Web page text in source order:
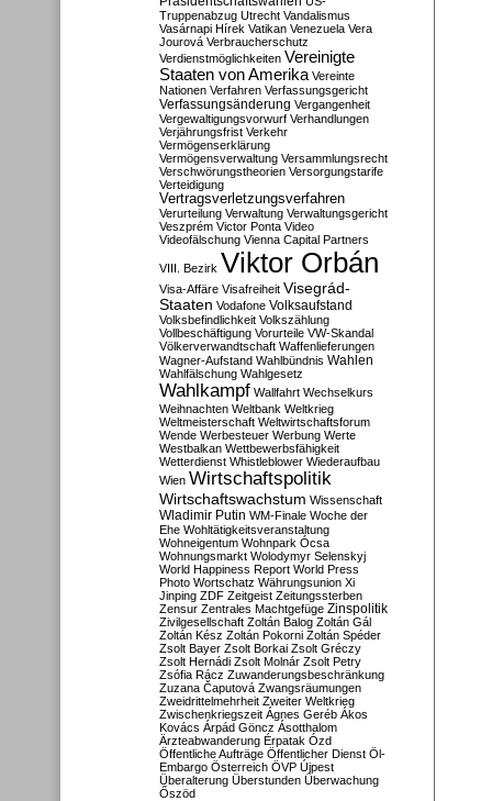
Truppenabzug Utrecht Vandalismus
Vasárnapi Hírek Vatikan Venezuela Vera
Jourová Verbraucherschutz
Verdienstmöglichkeiten Vereinigte
Staaten von Amerika Vereinte
Nationen Verfahren Verfassungsgericht
Verfassungsänderung Vergangenheit
Vergewaltigungsvorwurf Verhandlungen
Verjährungsfrist Verkehr
Vermögenserklärung
Vermögensverwaltung Versammlungsrecht
Verschwörungstheorien Versorgungstarife
Verteidigung
Vertragsverletzungsverfahren
Verurteilung Verwaltung Verwaltungsgericht
Veszprém Victor Ponta Video
Videofälschung Vienna Capital Partners
VIII. Bezirk Viktor Orbán
Visa-Affäre Visafreiheit Visegrád-
Staaten Vodafone Volksaufstand
Volksbefindlichkeit Volkszählung
Vollbeschäftigung Vorurteile VW-Skandal
Völkerverwandtschaft Waffenlieferungen
Wagner-Aufstand Wahlbündnis Wahlen
Wahlfälschung Wahlgesetz
Wahlkampf Wallfahrt Wechselkurs
Weihnachten Weltbank Weltkrieg
Weltmeisterschaft Weltwirtschaftsforum
Wende Werbesteuer Werbung Werte
Westbalkan Wettbewerbsfähigkeit
Wetterdienst Whistleblower Wiederaufbau
Wien Wirtschaftspolitik
Wirtschaftswachstum Wissenschaft
Wladimir Putin WM-Finale Woche der
Ehe Wohltätigkeitsveranstaltung
Wohneigentum Wohnpark Ócsa
Wohnungsmarkt Wolodymyr Selenskyj
World Happiness Report World Press
Photo Wortschatz Währungsunion Xi
Jinping ZDF Zeitgeist Zeitungssterben
Zensur Zentrales Machtgefüge Zinspolitik
Zivilgesellschaft Zoltán Balog Zoltán Gál
Zoltán Kész Zoltán Pokorni Zoltán Spéder
Zsolt Bayer Zsolt Borkai Zsolt Gréczy
Zsolt Hernádi Zsolt Molnár Zsolt Petry
Zsófia Rácz Zuwanderungsbeschränkung
Zuzana Čaputová Zwangsräumungen
Zweidrittelmehrheit Zweiter Weltkrieg
Zwischenkriegszeit Ágnes Geréb Ákos
Kovács Árpád Göncz Ásotthalom
Ärzteabwanderung Érpatak Ózd
Öffentliche Aufträge Öffentlicher Dienst Öl-
Embargo Österreich ÖVP Újpest
Überalterung Überstunden Überwachung
Őszöd